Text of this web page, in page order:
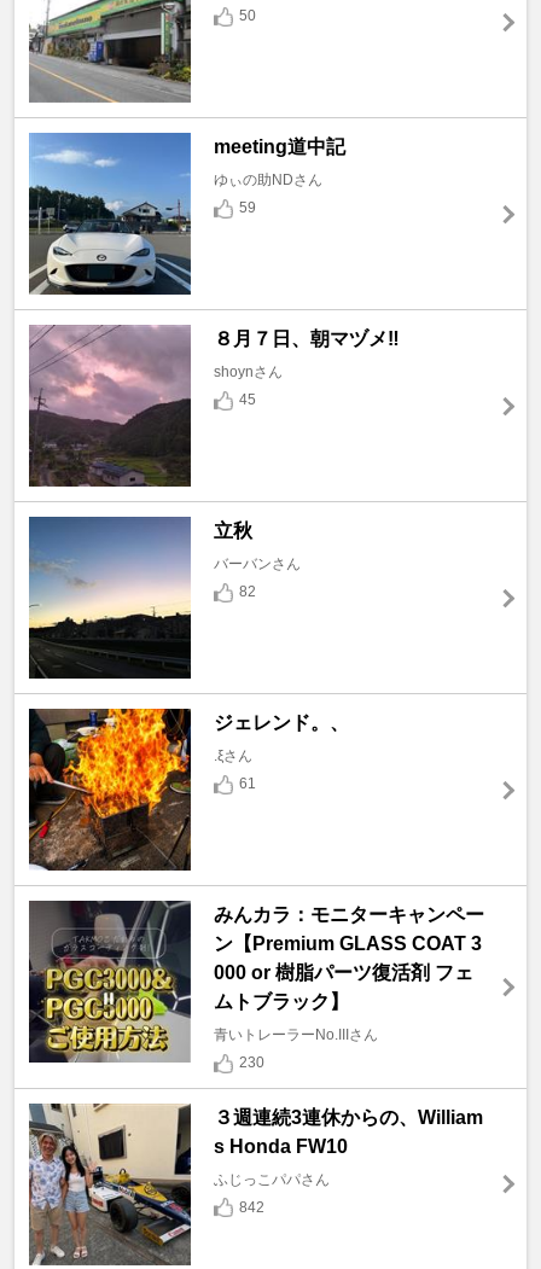
50
meeting道中記
ゆぃの助NDさん
59
８月７日、朝マヅメ‼️
shoynさん
45
立秋
バーバンさん
82
ジェレンド。、
.ξさん
61
みんカラ：モニターキャンペー
ン【Premium GLASS COAT 3
000 or 樹脂パーツ復活剤 フェ
ムトブラック】
青いトレーラーNo.IIIさん
230
３週連続3連休からの、William
s Honda FW10
ふじっこパパさん
842